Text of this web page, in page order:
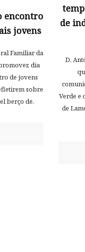
encontro
jovens
Familiar da
dia
de jovens
sobre
berço de.
de
D.
Verde e
de